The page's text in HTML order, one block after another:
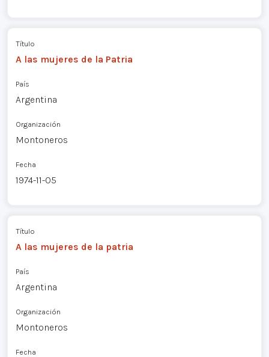
Título
A las mujeres de la Patria
País
Argentina
Organización
Montoneros
Fecha
1974-11-05
Título
A las mujeres de la patria
País
Argentina
Organización
Montoneros
Fecha